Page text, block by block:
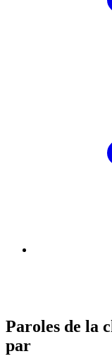
Paroles de la
par